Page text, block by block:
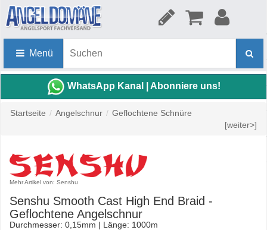
Menü
WhatsApp Kanal | Abonniere uns!
Startseite / Angelschnur / Geflochtene Schnüre
[weiter>]
Mehr Artikel von: Senshu
Senshu Smooth Cast High End Braid -
Geflochtene Angelschnur
Durchmesser: 0,15mm | Länge: 1000m